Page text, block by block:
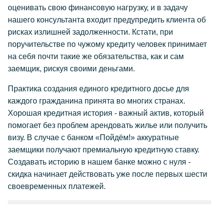
оценивать свою финансовую нагрузку, и в задачу
нашего консультанта входит предупредить клиента об
рисках излишней задолженности. Кстати, при
поручительстве по чужому кредиту человек принимает
на себя почти такие же обязательства, как и сам
заемщик, рискуя своими деньгами.
Практика создания единого кредитного досье для
каждого гражданина принята во многих странах.
Хорошая кредитная история - важный актив, который
помогает без проблем арендовать жилье или получить
визу. В случае с банком «Пойдём!» аккуратные
заемщики получают премиальную кредитную ставку.
Создавать историю в нашем банке можно с нуля -
скидка начинает действовать уже после первых шести
своевременных платежей.